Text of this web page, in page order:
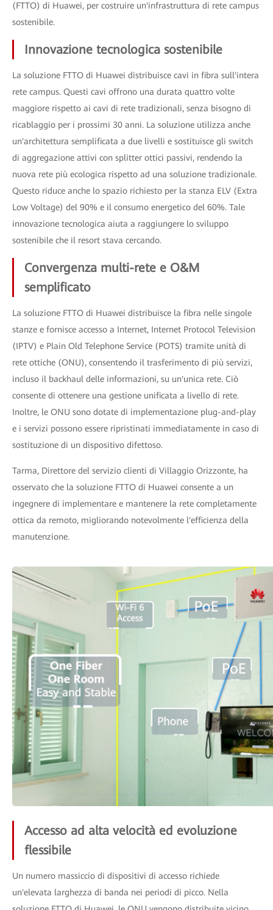
(FTTO) di Huawei, per costruire un'infrastruttura di rete campus
sostenibile.
Innovazione tecnologica sostenibile
La soluzione FTTO di Huawei distribuisce cavi in ​​fibra sull'intera
rete campus. Questi cavi offrono una durata quattro volte
maggiore rispetto ai cavi di rete tradizionali, senza bisogno di
ricablaggio per i prossimi 30 anni. La soluzione utilizza anche
un'architettura semplificata a due livelli e sostituisce gli switch
di aggregazione attivi con splitter ottici passivi, rendendo la
nuova rete più ecologica rispetto ad una soluzione tradizionale.
Questo riduce anche lo spazio richiesto per la stanza ELV (Extra
Low Voltage) del 90% e il consumo energetico del 60%. Tale
innovazione tecnologica aiuta a raggiungere lo sviluppo
sostenibile che il resort stava cercando.
Convergenza multi-rete e O&M
semplificato
La soluzione FTTO di Huawei distribuisce la fibra nelle singole
stanze e fornisce accesso a Internet, Internet Protocol Television
(IPTV) e Plain Old Telephone Service (POTS) tramite unità di
rete ottiche (ONU), consentendo il trasferimento di più servizi,
incluso il backhaul delle informazioni, su un'unica rete. Ciò
consente di ottenere una gestione unificata a livello di rete.
Inoltre, le ONU sono dotate di implementazione plug-and-play
e i servizi possono essere ripristinati immediatamente in caso di
sostituzione di un dispositivo difettoso.
Tarma, Direttore del servizio clienti di Villaggio Orizzonte, ha
osservato che la soluzione FTTO di Huawei consente a un
ingegnere di implementare e mantenere la rete completamente
ottica da remoto, migliorando notevolmente l'efficienza della
manutenzione.
Accesso ad alta velocità ed evoluzione
flessibile
Un numero massiccio di dispositivi di accesso richiede
un'elevata larghezza di banda nei periodi di picco. Nella